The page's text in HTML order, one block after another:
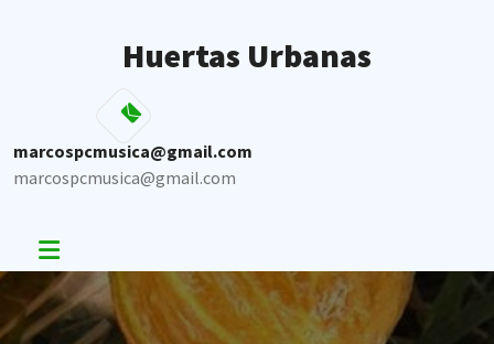
Huertas Urbanas
marcospcmusica@gmail.com
marcospcmusica@gmail.com